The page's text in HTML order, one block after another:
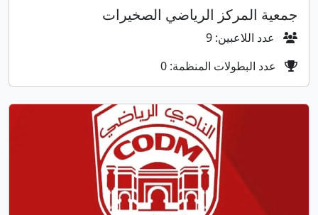
جمعية المركز الرياضي الصخيرات
عدد اللاعبين: 9
عدد البطولات المنظمة: 0